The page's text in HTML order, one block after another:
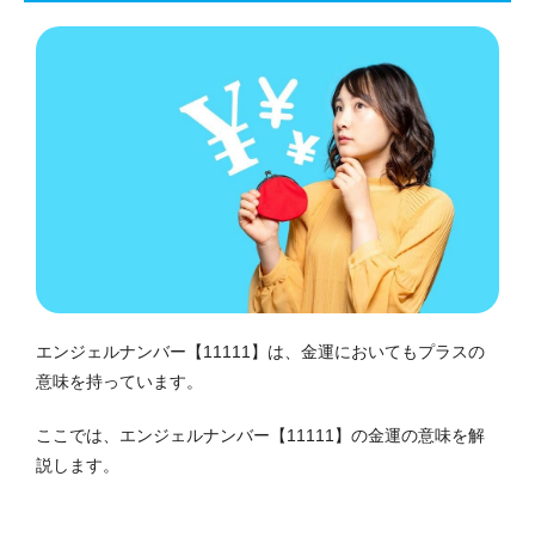
エンジェルナンバー【11111】は、金運においてもプラスの
意味を持っています。
ここでは、エンジェルナンバー【11111】の金運の意味を解
説します。